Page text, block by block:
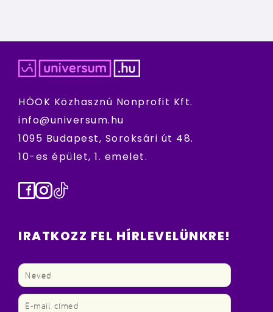
HÖOK Közhasznú Nonprofit Kft.
info@universum.hu
1095 Budapest, Soroksári út 48.
10-es épület, 1. emelet.
Facebook
Instagram
TikTok
IRATKOZZ FEL HÍRLEVELÜNKRE!